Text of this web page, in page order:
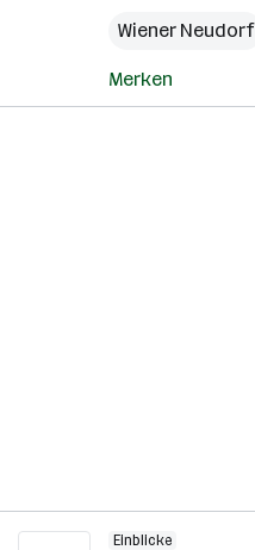
Wiener Neudorf
Merken
Einblicke